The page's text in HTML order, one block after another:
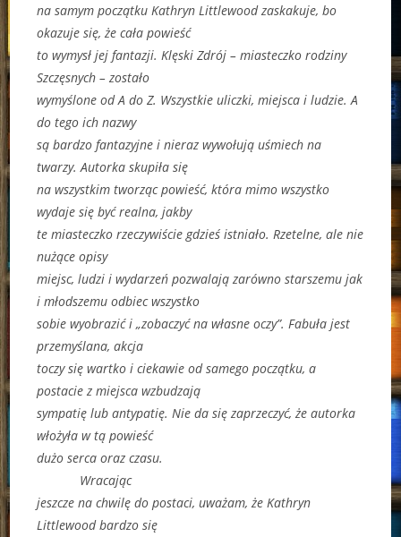
na samym początku Kathryn Littlewood zaskakuje, bo
okazuje się, że cała powieść
to wymysł jej fantazji. Klęski Zdrój – miasteczko rodziny
Szczęsnych – zostało
wymyślone od A do Z. Wszystkie uliczki, miejsca i ludzie. A
do tego ich nazwy
są bardzo fantazyjne i nieraz wywołują uśmiech na
twarzy. Autorka skupiła się
na wszystkim tworząc powieść, która mimo wszystko
wydaje się być realna, jakby
te miasteczko rzeczywiście gdzieś istniało. Rzetelne, ale nie
nużące opisy
miejsc, ludzi i wydarzeń pozwalają zarówno starszemu jak
i młodszemu odbiec wszystko
sobie wyobrazić i „zobaczyć na własne oczy”. Fabuła jest
przemyślana, akcja
toczy się wartko i ciekawie od samego początku, a
postacie z miejsca wzbudzają
sympatię lub antypatię. Nie da się zaprzeczyć, że autorka
włożyła w tą powieść
dużo serca oraz czasu.
Wracając
jeszcze na chwilę do postaci, uważam, że Kathryn
Littlewood bardzo się